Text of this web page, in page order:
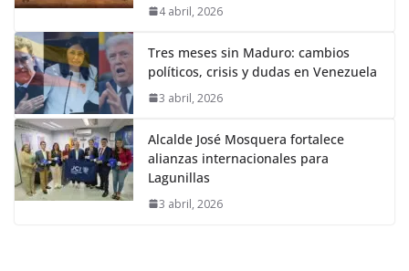
4 abril, 2026
Tres meses sin Maduro: cambios
políticos, crisis y dudas en Venezuela
3 abril, 2026
Alcalde José Mosquera fortalece
alianzas internacionales para
Lagunillas
3 abril, 2026